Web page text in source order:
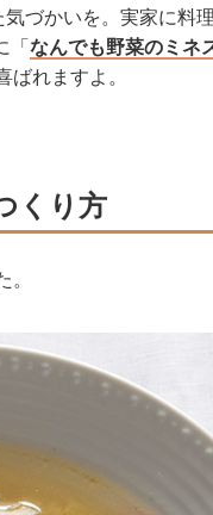
づかいを。実家に料
「 なんでも野菜のミネ
れますよ。
くり方
。